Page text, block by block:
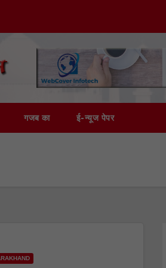
गजब का ई-न्यूज पेपर